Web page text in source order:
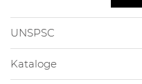
UNSPSC
Kataloge